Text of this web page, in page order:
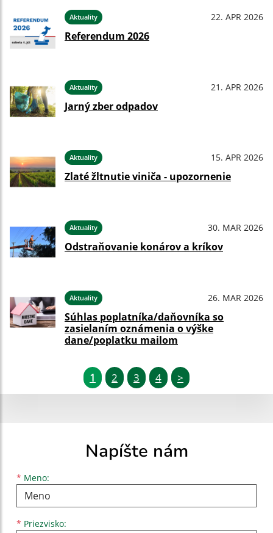
Aktuality 22. APR 2026
Referendum 2026
Aktuality 21. APR 2026
Jarný zber odpadov
Aktuality 15. APR 2026
Zlaté žltnutie viniča - upozornenie
Aktuality 30. MAR 2026
Odstraňovanie konárov a kríkov
Aktuality 26. MAR 2026
Súhlas poplatníka/daňovníka so
zasielaním oznámenia o výške
dane/poplatku mailom
1 2 3 4 >
Napíšte nám
* Meno:
Meno
* Priezvisko:
Priezvisko
E-mailová adresa